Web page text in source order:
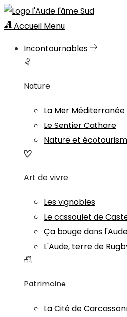
Accueil Menu
Incontournables
Nature
La Mer Méditerranée
Le Sentier Cathare
Nature et
Art de vivre
Les vignobles
Le cassoulet de
Ça bouge dans l'Aude
L'Aude, terre de
Patrimoine
La Cité de